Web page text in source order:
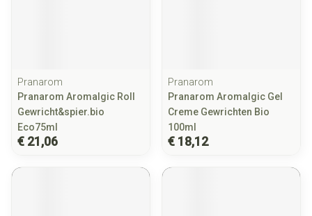
Pranarom
Pranarom Aromalgic Roll
Gewricht&spier.bio
Eco75ml
€ 21,06
Pranarom
Pranarom Aromalgic Gel
Creme Gewrichten Bio
100ml
€ 18,12